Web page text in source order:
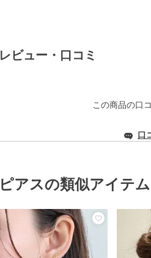
レビュー・口コミ
この商品の口
口
ピアスの類似アイテム